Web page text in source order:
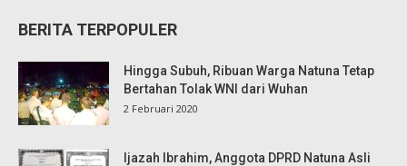
BERITA TERPOPULER
Hingga Subuh, Ribuan Warga Natuna Tetap
Bertahan Tolak WNI dari Wuhan
2 Februari 2020
Ijazah Ibrahim, Anggota DPRD Natuna Asli